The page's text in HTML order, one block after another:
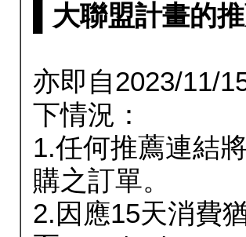
▌大聯盟計畫的
亦即自2023/11/
下情況：
1.任何推薦連結
購之訂單。
2.因應15天消費